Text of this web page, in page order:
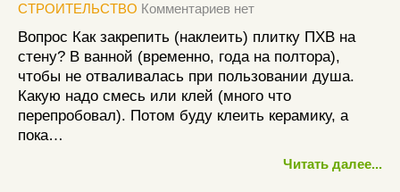
СТРОИТЕЛЬСТВО Комментариев нет
Вопрос Как закрепить (наклеить) плитку ПХВ на
стену? В ванной (временно, года на полтора),
чтобы не отваливалась при пользовании душа.
Какую надо смесь или клей (много что
перепробовал). Потом буду клеить керамику, а
пока…
Читать далее...